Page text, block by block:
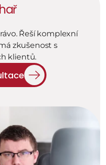
Řeší komplexní
zkušenost s
klientů.